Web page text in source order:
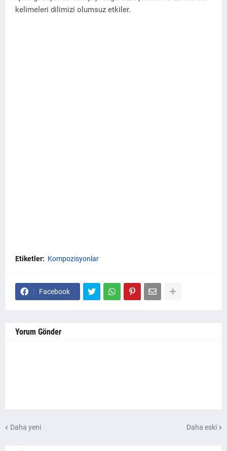
kelimeleri dilimizi olumsuz etkiler.
Etiketler: Kompozisyonlar
Facebook
Yorum Gönder
Daha yeni Daha eski